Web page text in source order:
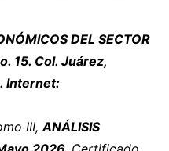
DEL SECTOR
15. Col. Juárez,
Internet:
III, ANÁLISIS